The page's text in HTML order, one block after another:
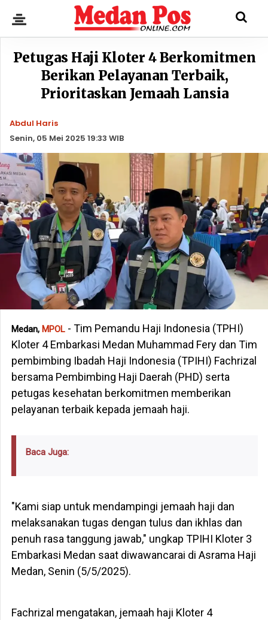
Petugas Haji Kloter 4 Berkomitmen
Berikan Pelayanan Terbaik,
Prioritaskan Jemaah Lansia
Abdul Haris
Senin, 05 Mei 2025 19:33 WIB
Medan, MPOL- Tim Pemandu Haji Indonesia (TPHI)
Kloter 4 Embarkasi Medan Muhammad Fery dan Tim
pembimbing Ibadah Haji Indonesia (TPIHI) Fachrizal
bersama Pembimbing Haji Daerah (PHD) serta
petugas kesehatan berkomitmen memberikan
pelayanan terbaik kepada jemaah haji.
Baca Juga:
"Kami siap untuk mendampingi jemaah haji dan
melaksanakan tugas dengan tulus dan ikhlas dan
penuh rasa tanggung jawab," ungkap TPIHI Kloter 3
Embarkasi Medan saat diwawancarai di Asrama Haji
Medan, Senin (5/5/2025).
Fachrizal mengatakan, jemaah haji Kloter 4